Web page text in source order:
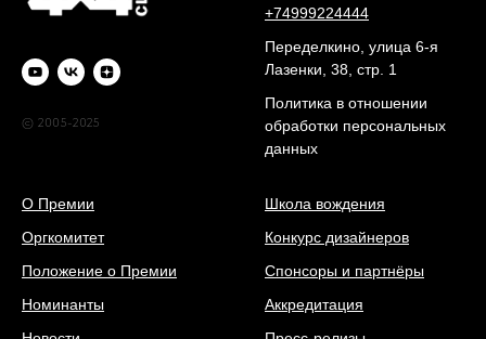
© 2005-2025
+74999224444
Переделкино, улица 6-я
Лазенки, 38, стр. 1
Политика в отношении
обработки персональных
данных
О Премии
Оргкомитет
Положение о Премии
Номинанты
Школа вождения
Конкурс дизайнеров
Спонсоры и партнёры
Аккредитация